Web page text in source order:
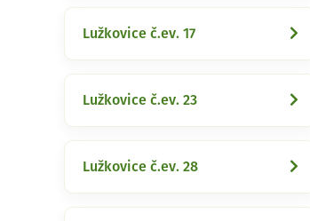
Lužkovice č.ev. 17
Lužkovice č.ev. 23
Lužkovice č.ev. 28